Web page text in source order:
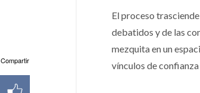
El proceso
debatidos y de las
mezquita en un
vínculos de
Compartir